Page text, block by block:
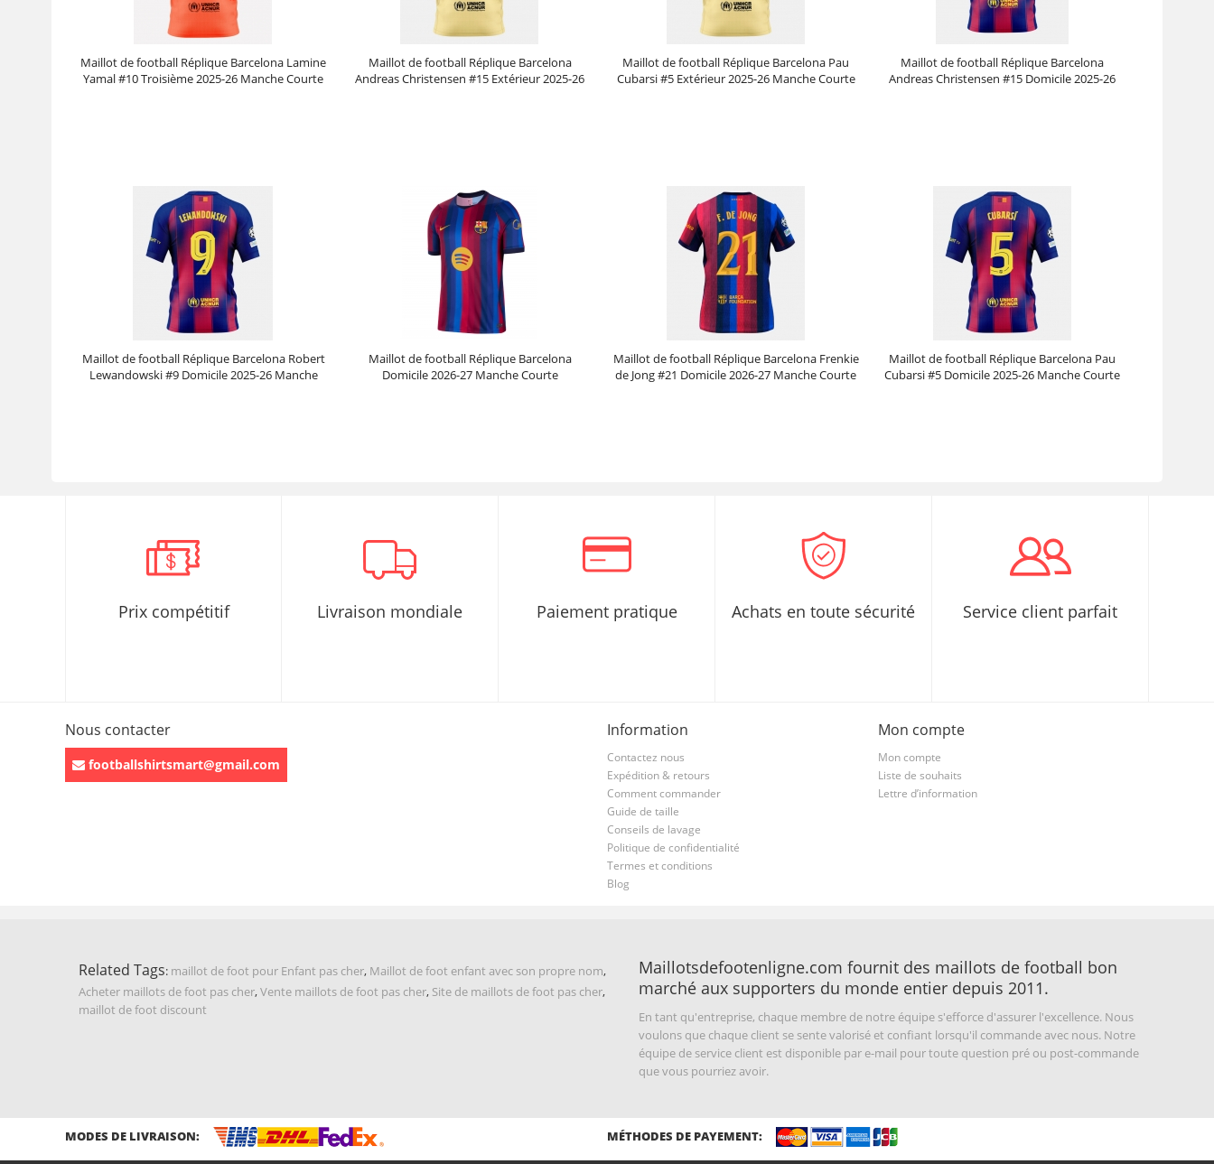
Maillot de football Réplique Barcelona Lamine
Yamal #10 Troisième 2025-26 Manche Courte
Maillot de football Réplique Barcelona
Andreas Christensen #15 Extérieur 2025-26
Maillot de football Réplique Barcelona Pau
Cubarsi #5 Extérieur 2025-26 Manche Courte
Maillot de football Réplique Barcelona
Andreas Christensen #15 Domicile 2025-26
Maillot de football Réplique Barcelona Robert
Lewandowski #9 Domicile 2025-26 Manche
Maillot de football Réplique Barcelona
Domicile 2026-27 Manche Courte
Maillot de football Réplique Barcelona Frenkie
de Jong #21 Domicile 2026-27 Manche Courte
Maillot de football Réplique Barcelona Pau
Cubarsi #5 Domicile 2025-26 Manche Courte
Prix compétitif Livraison mondiale Paiement pratique Achats en toute sécurité Service client parfait
Nous contacter
footballshirtsmart@gmail.com
Information
Contactez nous
Expédition & retours
Comment commander
Guide de taille
Conseils de lavage
Politique de confidentialité
Termes et conditions
Blog
Mon compte
Mon compte
Liste de souhaits
Lettre d’information
Related Tags: maillot de foot pour Enfant pas cher, Maillot de foot enfant avec son propre nom,
Acheter maillots de foot pas cher,Vente maillots de foot pas cher, Site de maillots de foot pas cher,
maillot de foot discount
Maillotsdefootenligne.com fournit des maillots de football bon
marché aux supporters du monde entier depuis 2011.
En tant qu'entreprise, chaque membre de notre équipe s'efforce d'assurer l'excellence. Nous
voulons que chaque client se sente valorisé et confiant lorsqu'il commande avec nous. Notre
équipe de service client est disponible par e-mail pour toute question pré ou post-commande
que vous pourriez avoir.
MODES DE LIVRAISON: MÉTHODES DE PAYEMENT: